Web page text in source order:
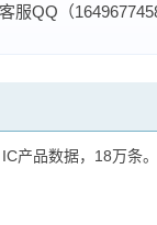
QQ（
产品数据，18万条